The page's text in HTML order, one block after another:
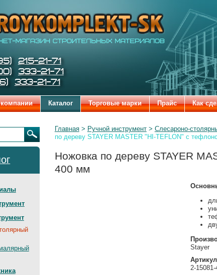
SK
215-21-71
333-21-71
333-21-71
Каталог Торговые марки Прайс Как
Родительские
страницы:
Главная Ручной инструмент Слесароно-
по дереву STAYER MASTER "HI-TEFLON" с
Ножовка по дереву STAYER
400 мм
Stayer
2-15081-